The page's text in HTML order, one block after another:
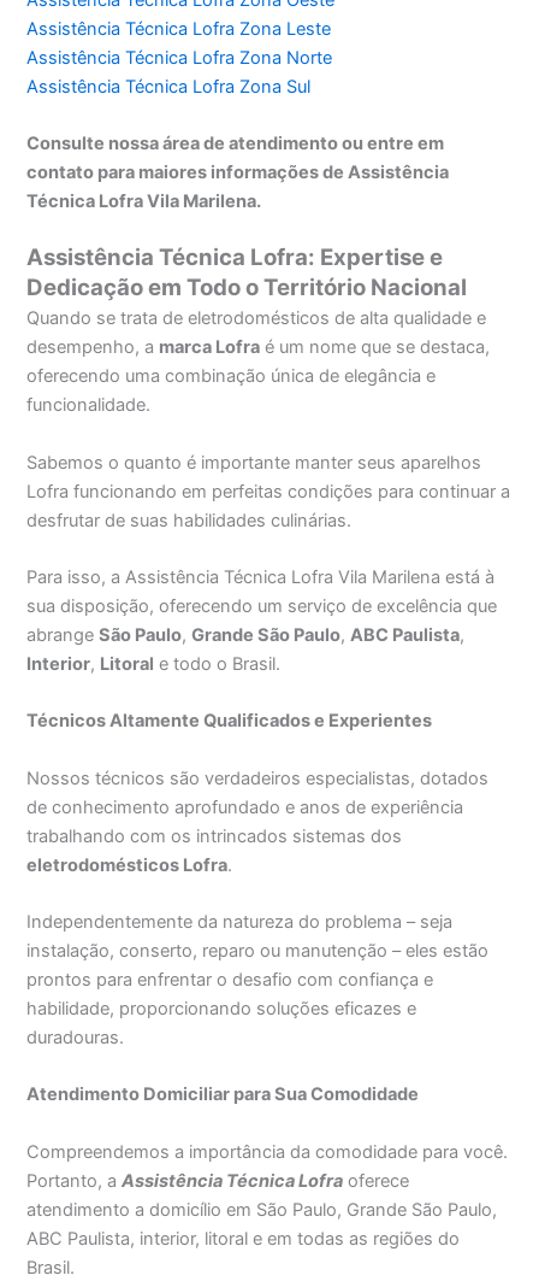
Assistência Técnica Lofra Zona Leste
Assistência Técnica Lofra Zona Norte
Assistência Técnica Lofra Zona Sul
Consulte nossa área de atendimento ou entre em
contato para maiores informações de Assistência
Técnica Lofra Vila Marilena.
Assistência Técnica Lofra: Expertise e
Dedicação em Todo o Território Nacional
Quando se trata de eletrodomésticos de alta qualidade e
desempenho, a marca Lofra é um nome que se destaca,
oferecendo uma combinação única de elegância e
funcionalidade.
Sabemos o quanto é importante manter seus aparelhos
Lofra funcionando em perfeitas condições para continuar a
desfrutar de suas habilidades culinárias.
Para isso, a Assistência Técnica Lofra Vila Marilena está à
sua disposição, oferecendo um serviço de excelência que
abrangeSão Paulo,Grande São Paulo,ABC Paulista,
Interior, Litoral e todo o Brasil.
Técnicos Altamente Qualificados e Experientes
Nossos técnicos são verdadeiros especialistas, dotados
de conhecimento aprofundado e anos de experiência
trabalhando com os intrincados sistemas dos
eletrodomésticos Lofra.
Independentemente da natureza do problema – seja
instalação, conserto, reparo ou manutenção – eles estão
prontos para enfrentar o desafio com confiança e
habilidade, proporcionando soluções eficazes e
duradouras.
Atendimento Domiciliar para Sua Comodidade
Compreendemos a importância da comodidade para você.
Portanto, aAssistência Técnica Lofra oferece
atendimento a domicílio em São Paulo, Grande São Paulo,
ABC Paulista, interior, litoral e em todas as regiões do
Brasil.